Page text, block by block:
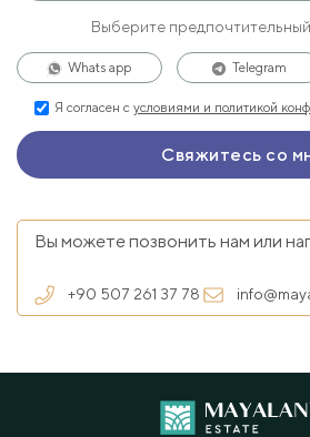
Выберите
Whats app Telegram
Я согласен с условиями и политикой
Вы можете позвонить нам или
+90 507 261 37 78